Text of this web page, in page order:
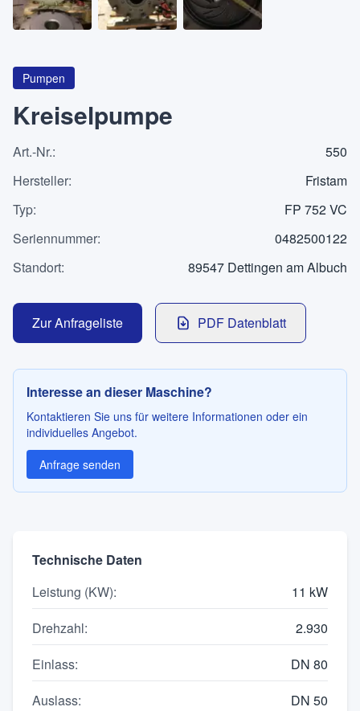
Pumpen
Behälter
Anfrageliste
Deutsch English
Pumpen
Kreiselpumpe
Art.-Nr.:
550
Hersteller:
Fristam
Typ:
FP 752 VC
Seriennummer:
0482500122
Standort: 89547 Dettingen am Albuch
Zur Anfrageliste PDF Datenblatt
Interesse an dieser Maschine?
Kontaktieren Sie uns für weitere Informationen oder ein
individuelles Angebot.
Anfrage senden
Technische Daten
Leistung (KW):
11 kW
Drehzahl:
2.930
Einlass:
DN 80
Auslass: DN 50